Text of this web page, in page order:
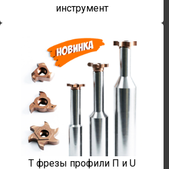
инструмент
T фрезы профили П и U